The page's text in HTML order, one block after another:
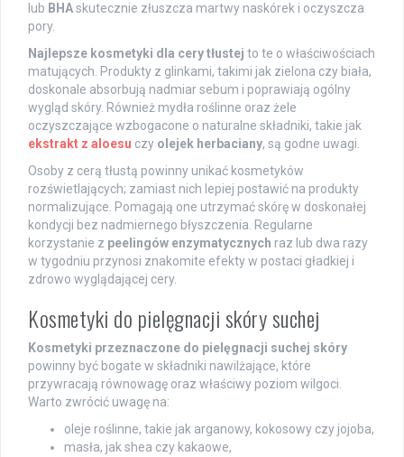
lub BHAskutecznie złuszcza martwy naskórek i oczyszcza
pory.
Najlepsze kosmetyki dla cery tłustej to te o właściwościach
matujących. Produkty z glinkami, takimi jak zielona czy biała,
doskonale absorbują nadmiar sebum i poprawiają ogólny
wygląd skóry. Również mydła roślinne oraz żele
oczyszczające wzbogacone o naturalne składniki, takie jak
ekstrakt z aloesu czy olejek herbaciany, są godne uwagi.
Osoby z cerą tłustą powinny unikać kosmetyków
rozświetlających; zamiast nich lepiej postawić na produkty
normalizujące. Pomagają one utrzymać skórę w doskonałej
kondycji bez nadmiernego błyszczenia. Regularne
korzystanie z peelingów enzymatycznych raz lub dwa razy
w tygodniu przynosi znakomite efekty w postaci gładkiej i
zdrowo wyglądającej cery.
Kosmetyki do pielęgnacji skóry suchej
Kosmetyki przeznaczone do pielęgnacji suchej skóry
powinny być bogate w składniki nawilżające, które
przywracają równowagę oraz właściwy poziom wilgoci.
Warto zwrócić uwagę na:
oleje roślinne, takie jak arganowy, kokosowy czy jojoba,
masła, jak shea czy kakaowe,